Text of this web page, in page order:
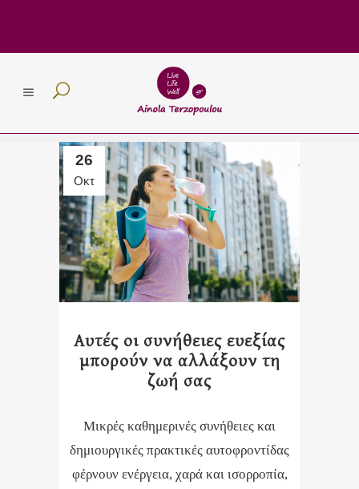
26
Οκτ
Αυτές οι συνήθειες ευεξίας
μπορούν να αλλάξουν τη
ζωή σας
Μικρές καθημερινές συνήθειες και
δημιουργικές πρακτικές αυτοφροντίδας
φέρνουν ενέργεια, χαρά και ισορροπία,